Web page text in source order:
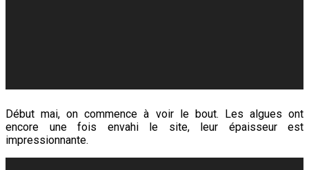
Début mai, on commence à voir le bout. Les algues ont
encore une fois envahi le site, leur épaisseur est
impressionnante.